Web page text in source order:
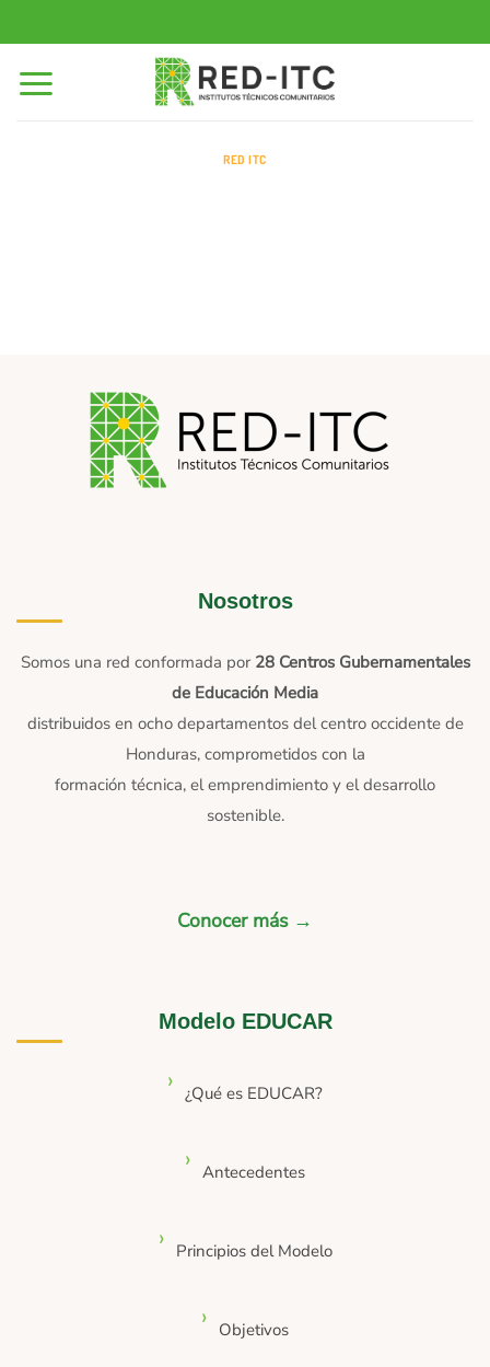
al
contenido
RED ITC
Nosotros
Somos una red conformada por 28 Centros Gubernamentales
de Educación Media
distribuidos en ocho departamentos del centro occidente de
Honduras, comprometidos con la
formación técnica, el emprendimiento y el desarrollo
sostenible.
Conocer más →
Modelo EDUCAR
¿Qué es EDUCAR?
Antecedentes
Principios del Modelo
Objetivos